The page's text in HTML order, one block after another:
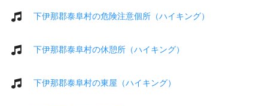
下伊那郡泰阜村の危険注意個所（ハイキング）
下伊那郡泰阜村の休憩所（ハイキング）
下伊那郡泰阜村の東屋（ハイキング）